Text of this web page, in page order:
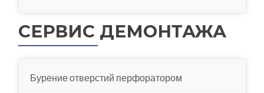
СЕРВИС ДЕМОНТАЖА
Бурение отверстий перфоратором